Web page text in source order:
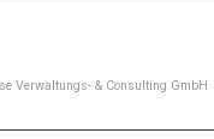
Verwaltungs- & Consulting GmbH